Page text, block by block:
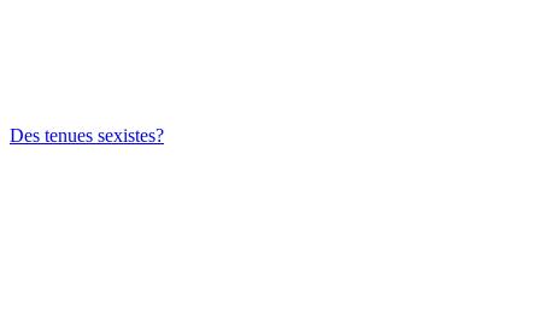
Des tenues sexistes?